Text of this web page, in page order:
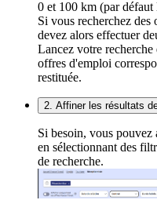
0 et 100 km (par défaut
Si vous recherchez des
devez alors effectuer
Lancez votre
offres d'emploi
restituée.
2. Affiner les résultats
Si besoin, vous pouvez
en sélectionnant des
de recherche.